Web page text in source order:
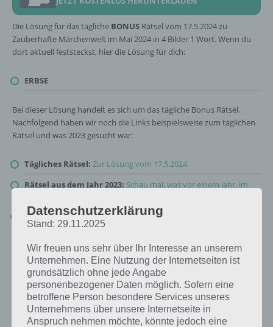
Die Lösung für das tägliche BONUS Rätsel vom 17.5.2024 zu
Zauberhafte Märchenwelt im Mai 2024 in 4 Bilder 1 Wort. Wenn du
dort aktuell feststeckst, hier die Lösung für dich:
ERBSE
Bei dieser Lösung handelt es sich um das tägliche Bonus Rätsel.
Nachfolgend haben wir noch die Links beispielsweise zum täglichen
Rätsel und was 2023 gesucht war:
Tägliches Rätsel: Zur Lösung vom 17.5.2024
Rätsel aus dem Jahr 2023: Schau mal, was vor einem Jahr, im
Zur Übersicht:4 Bilder 1 Wort Lösungen zu Zauberhafte
Märchenwelt im Mai 2024
Datenschutzerklärung
Stand: 29.11.2025
Wir freuen uns sehr über Ihr Interesse an unserem
Unternehmen. Eine Nutzung der Internetseiten ist
grundsätzlich ohne jede Angabe
personenbezogener Daten möglich. Sofern eine
betroffene Person besondere Services unseres
Unternehmens über unsere Internetseite in
Anspruch nehmen möchte, könnte jedoch eine